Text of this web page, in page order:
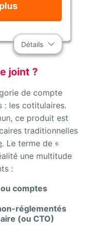
Détails
joint ?
de compte
: les cotitulaires.
ce produit est
traditionnelles
. Le terme de «
une multitude
:
comptes
réglementés
(ou CTO)